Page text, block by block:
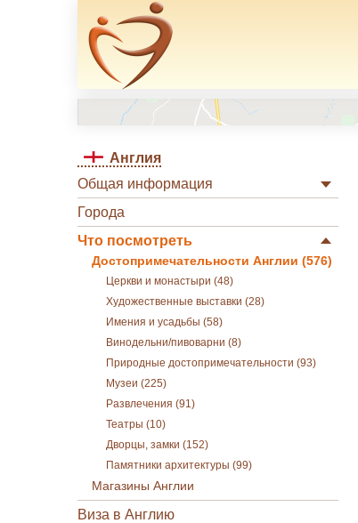
Англия
Общая информация
Города
Что посмотреть
Достопримечательности Англии (576)
Церкви и монастыри (48)
Художественные выставки (28)
Имения и усадьбы (58)
Винодельни/пивоварни (8)
Природные достопримечательности (93)
Музеи (225)
Развлечения (91)
Театры (10)
Дворцы, замки (152)
Памятники архитектуры (99)
Магазины Англии
Виза в Англию